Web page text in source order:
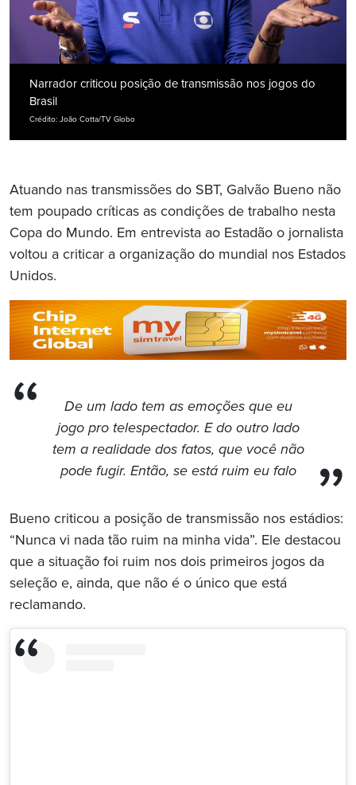
Narrador criticou posição de transmissão nos jogos do
Brasil
Crédito: João Cotta/TV Globo
Atuando nas transmissões do SBT, Galvão Bueno não
tem poupado críticas as condições de trabalho nesta
Copa do Mundo. Em entrevista ao Estadão o jornalista
voltou a criticar a organização do mundial nos Estados
Unidos.
De um lado tem as emoções que eu
jogo pro telespectador. E do outro lado
tem a realidade dos fatos, que você não
pode fugir. Então, se está ruim eu falo
Bueno criticou a posição de transmissão nos estádios:
“Nunca vi nada tão ruim na minha vida”. Ele destacou
que a situação foi ruim nos dois primeiros jogos da
seleção e, ainda, que não é o único que está
reclamando.